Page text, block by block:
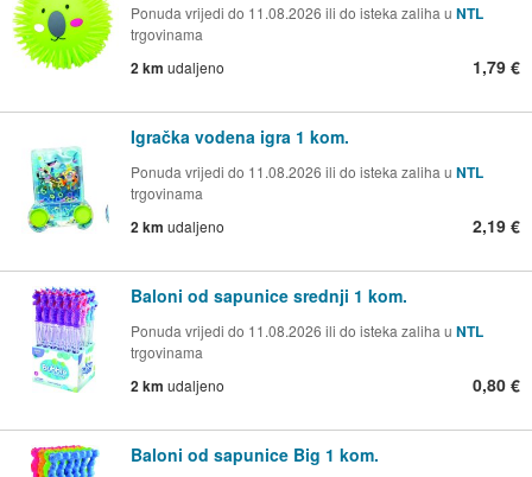
Ponuda vrijedi do 11.08.2026 ili do isteka zaliha u NTL
trgovinama
2 km udaljeno 1,79 €
Igračka vodena igra 1 kom.
Ponuda vrijedi do 11.08.2026 ili do isteka zaliha u NTL
trgovinama
2 km udaljeno 2,19 €
Baloni od sapunice srednji 1 kom.
Ponuda vrijedi do 11.08.2026 ili do isteka zaliha u NTL
trgovinama
2 km udaljeno 0,80 €
Baloni od sapunice Big 1 kom.